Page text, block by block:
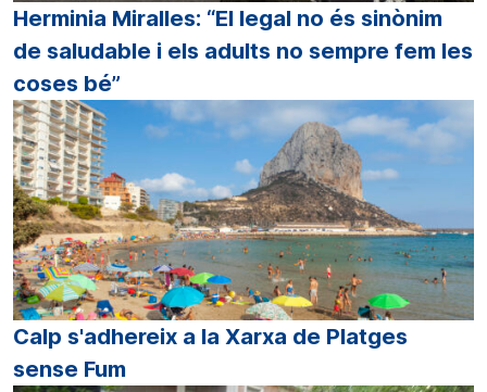
Herminia Miralles: “El legal no és sinònim
de saludable i els adults no sempre fem les
coses bé”
Calp s'adhereix a la Xarxa de Platges
sense Fum